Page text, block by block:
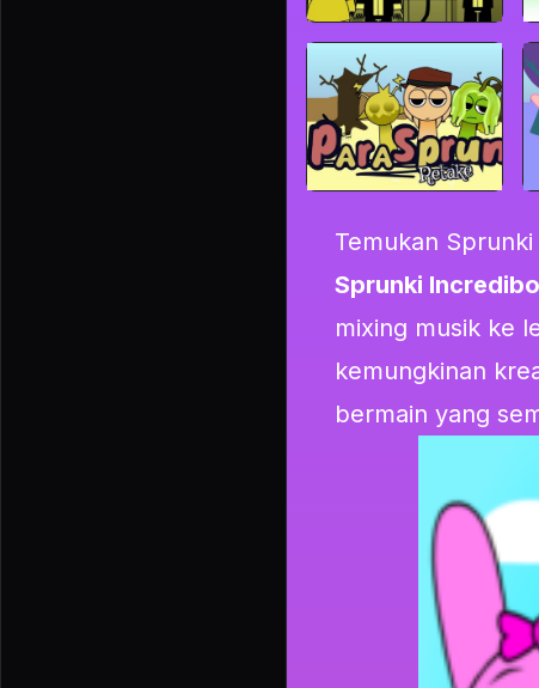
Temukan
Sprunki
mixing musik ke
kemungkinan
bermain yang